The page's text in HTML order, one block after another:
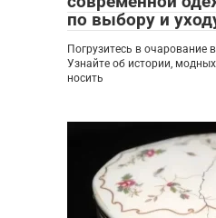
по выбору и
Погрузитесь в очарование
Узнайте об истории, модных
носить